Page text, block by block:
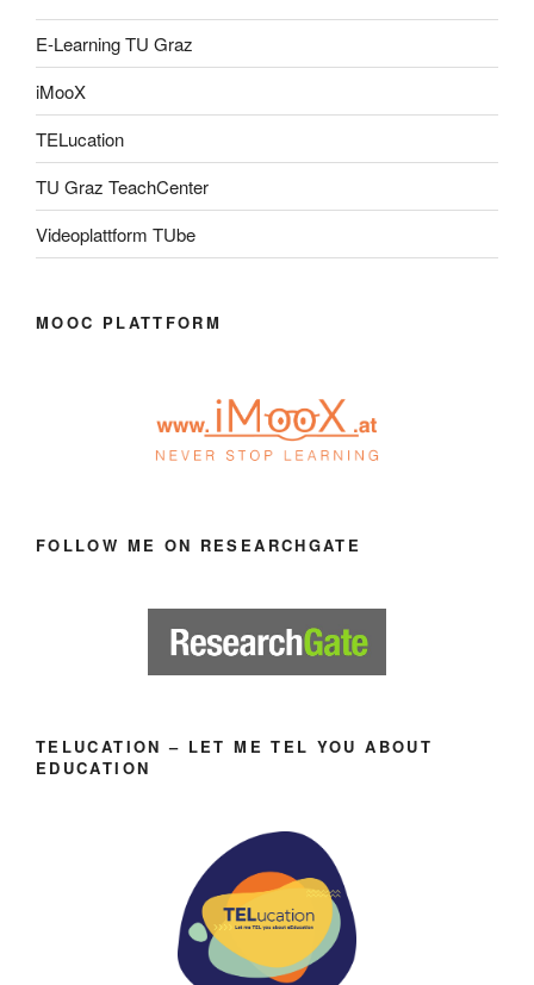
E-Learning TU Graz
iMooX
TELucation
TU Graz TeachCenter
Videoplattform TUbe
MOOC PLATTFORM
FOLLOW ME ON RESEARCHGATE
TELUCATION – LET ME TEL YOU ABOUT
EDUCATION